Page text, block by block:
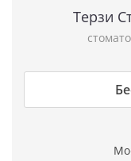
Терзи